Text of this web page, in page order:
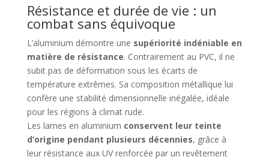
Résistance et durée de vie : un
combat sans équivoque
L’aluminium démontre une supériorité indéniable en
matière de résistance. Contrairement au PVC, il ne
subit pas de déformation sous les écarts de
température extrêmes. Sa composition métallique lui
confère une stabilité dimensionnelle inégalée, idéale
pour les régions à climat rude.
Les lames en aluminium conservent leur teinte
d’origine pendant plusieurs décennies, grâce à
leur résistance aux UV renforcée par un revêtement